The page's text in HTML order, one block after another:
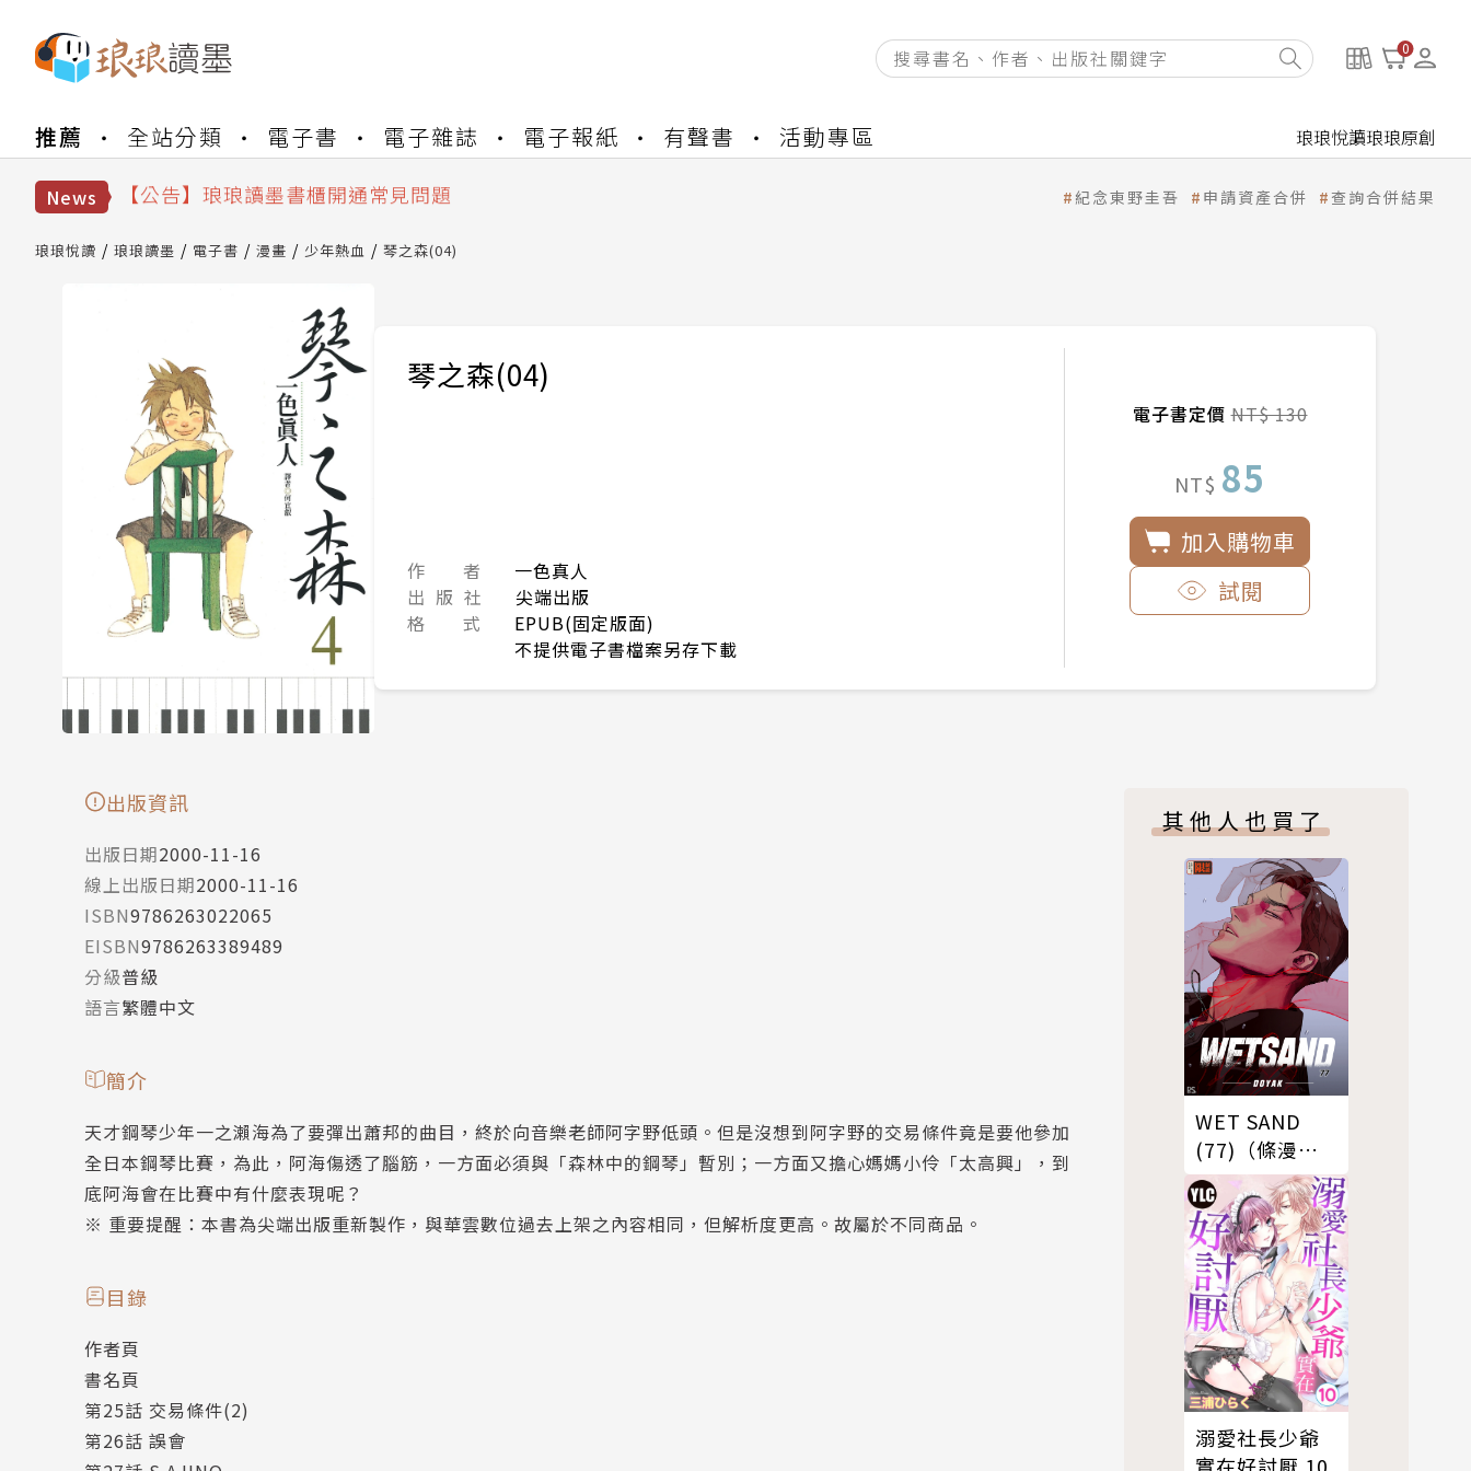
0
推薦 全站分類 電子書 電子雜誌 電子報紙 有聲書 活動專區 琅琅悅讀琅琅原創
News
【公告】琅琅讀墨數位閱讀資產合併與書櫃開通申請
【公告】琅琅讀墨 3 分鐘完成書櫃開通與資產合併申請圖文教學
【公告】琅琅讀墨數位閱讀資產合併與書櫃開通申請
紀念東野圭吾 申請資產合併 查詢合併結果
琅琅悅讀 琅琅讀墨 電子書 漫畫 少年熱血 琴之森(04)
琴之森(04)
作 者
一色真人
出 版 社
尖端出版
格 式
EPUB(固定版面)
不提供電子書檔案另存下載
電子書定價NT$ 130
NT$ 85
加入購物車
試閱
出版資訊
出版日期2000-11-16
線上出版日期2000-11-16
ISBN9786263022065
EISBN9786263389489
分級普級
語言繁體中文
簡介
天才鋼琴少年一之瀨海為了要彈出蕭邦的曲目，終於向音樂老師阿字野低頭。但是沒想到阿字野的交易條件竟是要他參加
全日本鋼琴比賽，為此，阿海傷透了腦筋，一方面必須與「森林中的鋼琴」暫別；一方面又擔心媽媽小伶「太高興」，到
底阿海會在比賽中有什麼表現呢？
※ 重要提醒：本書為尖端出版重新製作，與華雲數位過去上架之內容相同，但解析度更高。故屬於不同商品。
目錄
作者頁
書名頁
第25話 交易條件(2)
第26話 誤會
其他人也買了
WET SAND
(77)（條漫
版）
溺愛社長少爺